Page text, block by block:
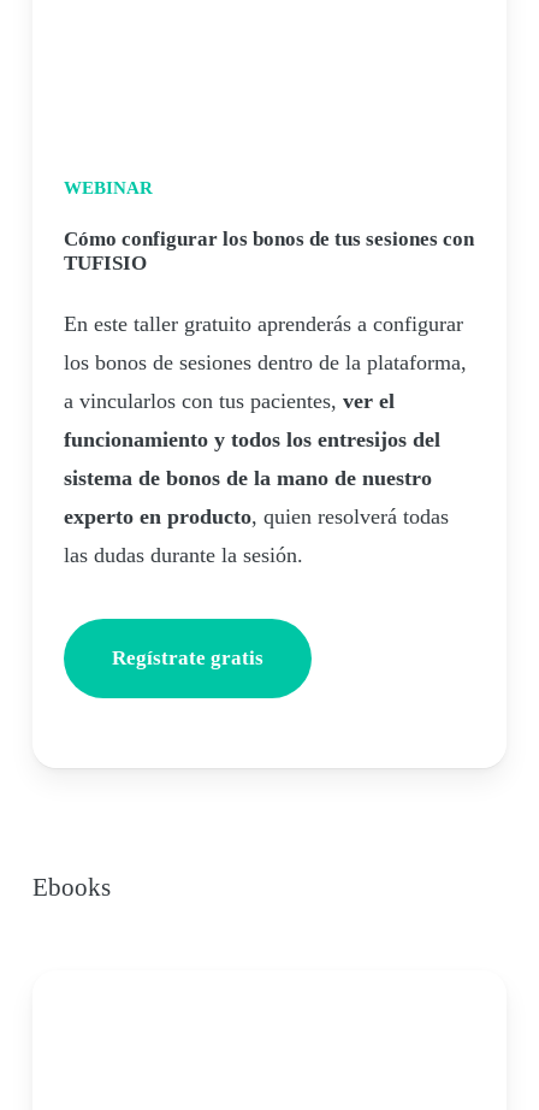
WEBINAR
Cómo configurar los bonos de tus sesiones con
TUFISIO
En este taller gratuito aprenderás a configurar
los bonos de sesiones dentro de la plataforma,
a vincularlos con tus pacientes, ver el
funcionamiento y todos los entresijos del
sistema de bonos de la mano de nuestro
experto en producto, quien resolverá todas
las dudas durante la sesión.
Regístrate gratis
Ebooks